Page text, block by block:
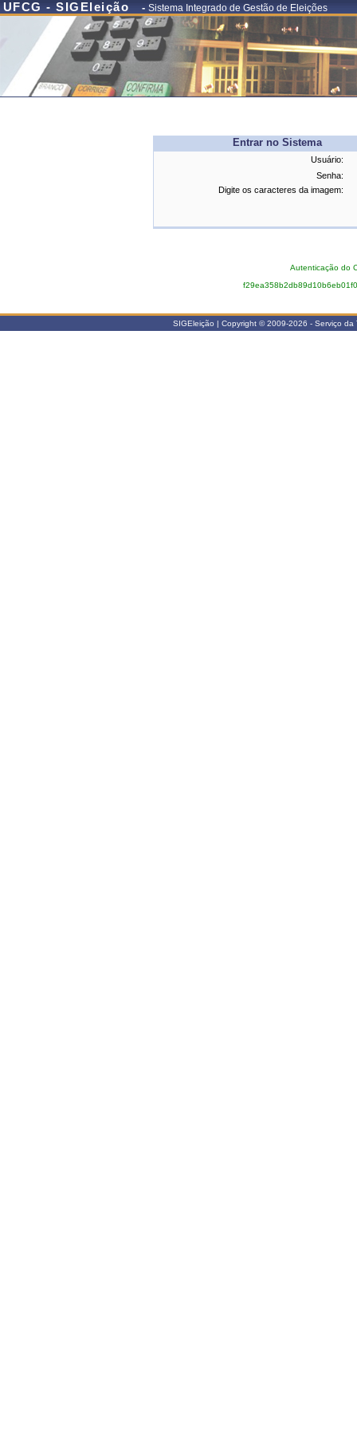
UFCG - SIGEleição - Sistema Integrado de Gestão de Eleições
Entrar no Sistema
Usuário:
Senha:
Digite os caracteres da imagem:
Autenticação do
SIGEleição | Copyright © 2009-2026 - Serviço